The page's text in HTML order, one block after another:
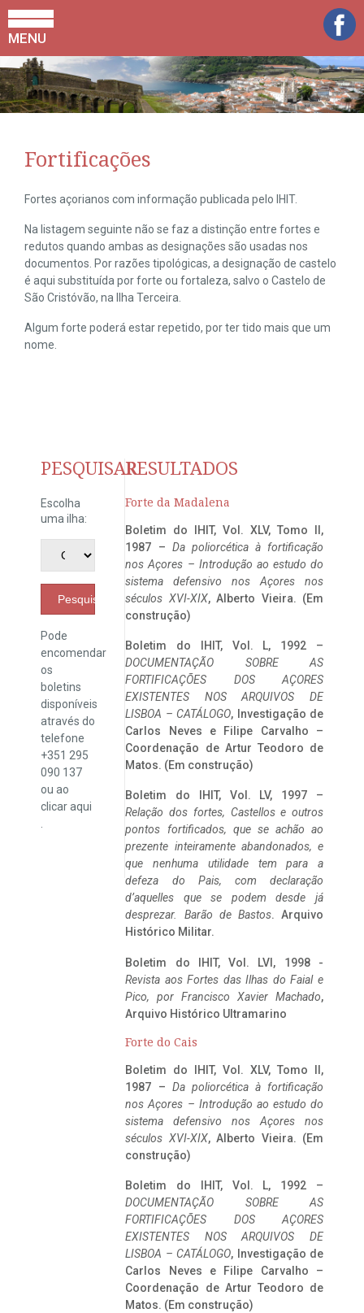
MENU
Fortificações
Fortes açorianos com informação publicada pelo IHIT.
Na listagem seguinte não se faz a distinção entre fortes e
redutos quando ambas as designações são usadas nos
documentos. Por razões tipológicas, a designação de castelo
é aqui substituída por forte ou fortaleza, salvo o Castelo de
São Cristóvão, na Ilha Terceira.
Algum forte poderá estar repetido, por ter tido mais que um
nome.
PESQUISAR
Escolha
uma ilha:
Pesquisar
Pode
encomendar
os
boletins
disponíveis
através do
telefone
+351 295
090 137
ou ao
clicaraqui
RESULTADOS
Forte da Madalena
Boletim do IHIT, Vol. XLV, Tomo II,
1987 – Da poliorcética à fortificação
nos Açores – Introdução ao estudo do
sistema defensivo nos Açores nos
séculos XVI-XIX, Alberto Vieira. (Em
construção)
Boletim do IHIT, Vol. L, 1992 –
DOCUMENTAÇÃO SOBRE AS
FORTIFICAÇÕES DOS AÇORES
EXISTENTES NOS ARQUIVOS DE
LISBOA – CATÁLOGO, Investigação de
Carlos Neves e Filipe Carvalho –
Coordenação de Artur Teodoro de
Matos. (Em construção)
Boletim do IHIT, Vol. LV, 1997 –
Relação dos fortes, Castellos e outros
pontos fortificados, que se achão ao
prezente inteiramente abandonados, e
que nenhuma utilidade tem para a
defeza do Pais, com declaração
d’aquelles que se podem desde já
desprezar. Barão de Bastos. Arquivo
Histórico Militar.
Boletim do IHIT, Vol. LVI, 1998 -
Revista aos Fortes das Ilhas do Faial e
Pico, por Francisco Xavier Machado,
Arquivo Histórico Ultramarino
Forte do Cais
Boletim do IHIT, Vol. XLV, Tomo II,
1987 – Da poliorcética à fortificação
nos Açores – Introdução ao estudo do
sistema defensivo nos Açores nos
séculos XVI-XIX, Alberto Vieira. (Em
construção)
Boletim do IHIT, Vol. L, 1992 –
DOCUMENTAÇÃO SOBRE AS
FORTIFICAÇÕES DOS AÇORES
EXISTENTES NOS ARQUIVOS DE
LISBOA – CATÁLOGO, Investigação de
Carlos Neves e Filipe Carvalho –
Coordenação de Artur Teodoro de
Matos. (Em construção)